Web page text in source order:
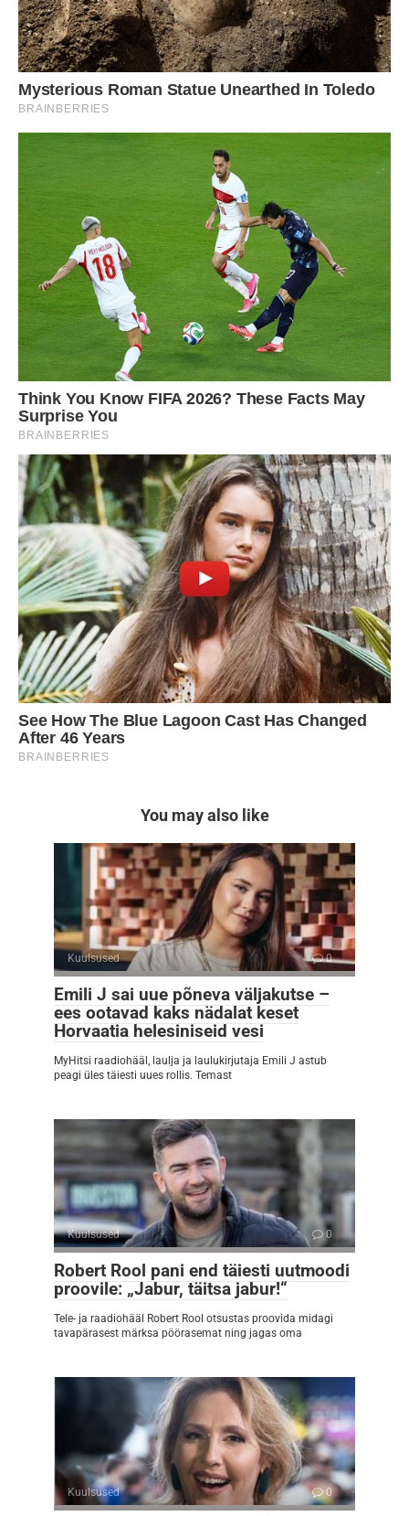
You may also like
Kuulsused 0
Emili J sai uue põneva väljakutse –
ees ootavad kaks nädalat keset
Horvaatia helesiniseid vesi
MyHitsi raadiohääl, laulja ja laulukirjutaja Emili J astub
peagi üles täiesti uues rollis. Temast
Kuulsused 0
Robert Rool pani end täiesti uutmoodi
proovile: „Jabur, täitsa jabur!“
Tele- ja raadiohääl Robert Rool otsustas proovida midagi
tavapärasest märksa pöörasemat ning jagas oma
Kuulsused 0